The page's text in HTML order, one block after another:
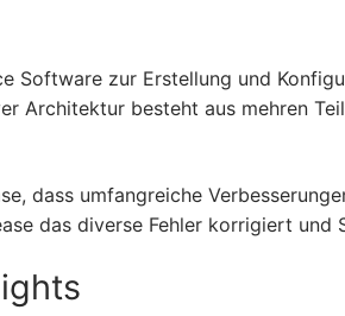
Software zur Erstellung und
Architektur besteht aus mehren
dass umfangreiche
das diverse Fehler korrigiert und